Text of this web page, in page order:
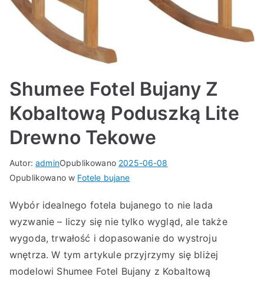
Shumee Fotel Bujany Z
Kobaltową Poduszką Lite
Drewno Tekowe
Autor:adminOpublikowano 2025-06-08
Opublikowano w Fotele bujane
Wybór idealnego fotela bujanego to nie lada
wyzwanie – liczy się nie tylko wygląd, ale także
wygoda, trwałość i dopasowanie do wystroju
wnętrza. W tym artykule przyjrzymy się bliżej
modelowi Shumee Fotel Bujany z Kobaltową